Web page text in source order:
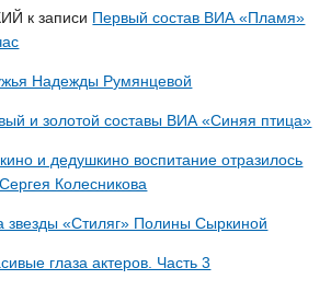
к записи Первый состав ВИА «Пламя»
Надежды Румянцевой
и золотой составы ВИА «Синяя птица»
и дедушкино воспитание отразилось
Колесникова
звезды «Стиляг» Полины Сыркиной
глаза актеров. Часть 3